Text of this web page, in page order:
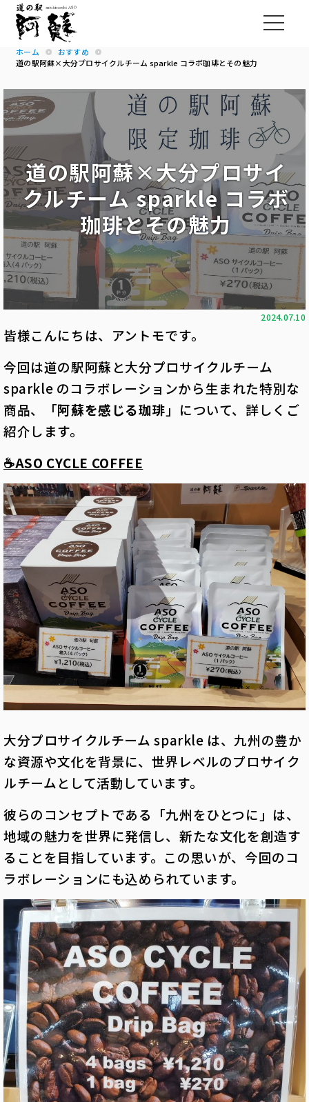
ホーム
おすすめ
道の駅阿蘇×大分プロサイクルチーム sparkle コラボ珈琲とその魅力
道の駅阿蘇×大分プロサイ
クルチーム sparkle コラボ
珈琲とその魅力
2024.07.10
皆様こんにちは、アントモです。
今回は道の駅阿蘇と大分プロサイクルチーム
sparkle のコラボレーションから生まれた特別な
商品、「阿蘇を感じる珈琲 」について、詳しくご
紹介します。
☕ASO CYCLE COFFEE
大分プロサイクルチーム sparkle は、九州の豊か
な資源や文化を背景に、世界レベルのプロサイク
ルチームとして活動しています。
彼らのコンセプトである「九州をひとつに」は、
地域の魅力を世界に発信し、新たな文化を創造す
ることを目指しています。この思いが、今回のコ
ラボレーションにも込められています。